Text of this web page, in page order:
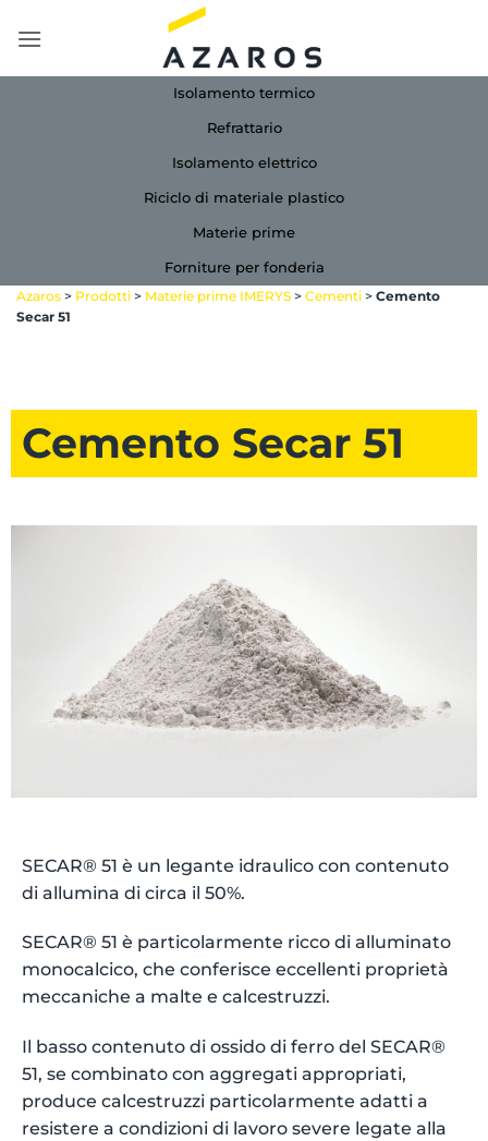
Isolamento termico
Refrattario
Isolamento elettrico
Riciclo di materiale plastico
Materie prime
Forniture per fonderia
Azaros > Prodotti > Materie prime IMERYS > Cementi > Cemento
Secar 51
Cemento Secar 51
SECAR® 51 è un legante idraulico con contenuto
di allumina di circa il 50%.
SECAR® 51 è particolarmente ricco di alluminato
monocalcico, che conferisce eccellenti proprietà
meccaniche a malte e calcestruzzi.
Il basso contenuto di ossido di ferro del SECAR®
51, se combinato con aggregati appropriati,
produce calcestruzzi particolarmente adatti a
resistere a condizioni di lavoro severe legate alla